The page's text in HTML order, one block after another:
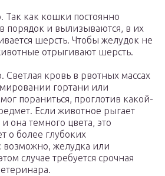
Так как кошки постоянно
порядок и вылизываются, в их
шерсть. Чтобы желудок не
отрыгивают шерсть.
Светлая кровь в рвотных массах
гортани или
пораниться, проглотив какой-
Если животное рыгает
она темного цвета, это
о более глубоких
возможно, желудка или
случае требуется срочная